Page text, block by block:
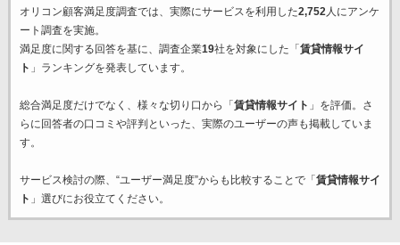
オリコン顧客満足度調査では、実際にサービスを利用した2,752人にアンケ
ート調査を実施。
満足度に関する回答を基に、調査企業19社を対象にした「 賃貸情報サイ
ト 」ランキングを発表しています。
総合満足度だけでなく、様々な切り口から「 賃貸情報サイト 」を評価。さ
らに回答者の口コミや評判といった、実際のユーザーの声も掲載していま
す。
サービス検討の際、“ユーザー満足度”からも比較することで「 賃貸情報サイ
ト 」選びにお役立てください。